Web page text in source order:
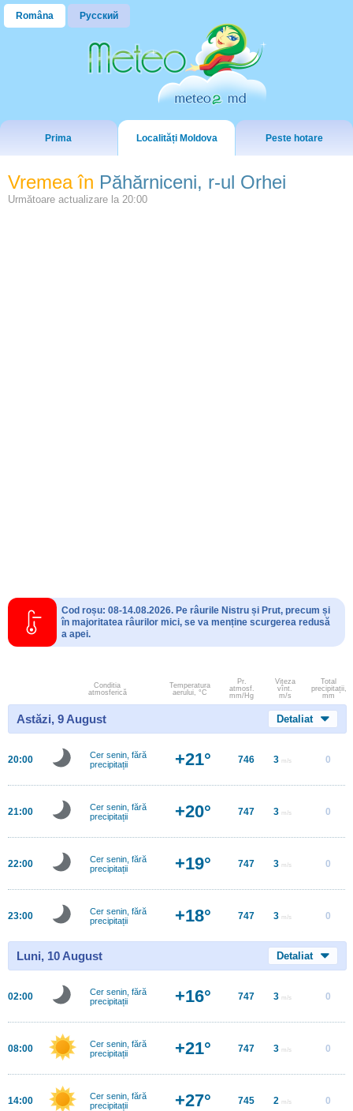
Româna Русский
Prima Localități Moldova Peste hotare
Vremea în Păhărniceni, r-ul Orhei
Următoare actualizare la 20:00
Cod roșu: 08-14.08.2026. Pe râurile Nistru și Prut, precum și
în majoritatea râurilor mici, se va menține scurgerea redusă
a apei.
Conditia
atmosferică
Temperatura
aerului, °C
Pr.
atmosf.
mm/Hg
Viteza
vînt.
m/s
Total
precipitații,
mm
Astăzi, 9 August Detaliat
20:00
Cer senin, fără
precipitații
+21° 746 3 m/s 0
21:00
Cer senin, fără
precipitații
+20° 747 3 m/s 0
22:00
Cer senin, fără
precipitații
+19° 747 3 m/s 0
23:00
Cer senin, fără
precipitații
+18° 747 3 m/s 0
Luni, 10 August Detaliat
02:00
Cer senin, fără
precipitații
+16° 747 3 m/s 0
08:00
Cer senin, fără
precipitații
+21° 747 3 m/s 0
14:00
Cer senin, fără
precipitații
+27° 745 2 m/s 0